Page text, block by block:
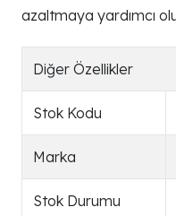
azaltmaya yardımcı
Diğer Özellikler
Stok Kodu
Marka
Stok Durumu